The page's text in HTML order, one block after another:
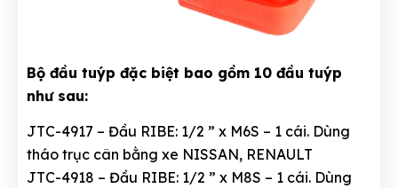
Bộ đầu tuýp đặc biệt bao gồm 10 đầu tuýp
như sau:
JTC-4917 – Đầu RIBE: 1/2 ” x M6S – 1 cái. Dùng
tháo trục cân bằng xe NISSAN, RENAULT
JTC-4918 – Đầu RIBE: 1/2 ” x M8S – 1 cái. Dùng